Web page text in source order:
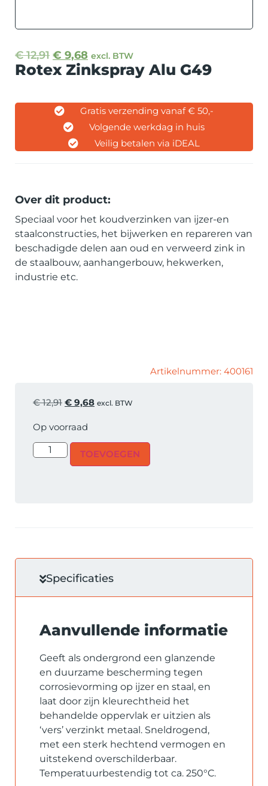
€12,91 € 9,68 excl. BTW
Rotex Zinkspray Alu G49
Gratis verzending vanaf € 50,-
Volgende werkdag in huis
Veilig betalen via iDEAL
Over dit product:
Speciaal voor het koudverzinken van ijzer-en
staalconstructies, het bijwerken en repareren van
beschadigde delen aan oud en verweerd zink in
de staalbouw, aanhangerbouw, hekwerken,
industrie etc.
Artikelnummer: 400161
€12,91 € 9,68 excl. BTW
Op voorraad
TOEVOEGEN
Specificaties
Aanvullende informatie
Geeft als ondergrond een glanzende
en duurzame bescherming tegen
corrosievorming op ijzer en staal, en
laat door zijn kleurechtheid het
behandelde oppervlak er uitzien als
‘vers’ verzinkt metaal. Sneldrogend,
met een sterk hechtend vermogen en
uitstekend overschilderbaar.
Temperatuurbestendig tot ca. 250°C.